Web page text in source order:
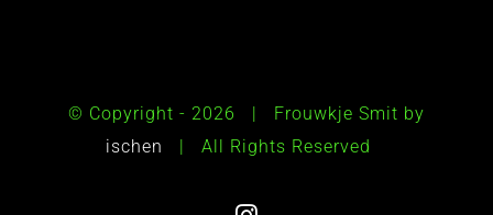
© Copyright - 2026 | Frouwkje Smit by
ischen
| All Rights Reserved